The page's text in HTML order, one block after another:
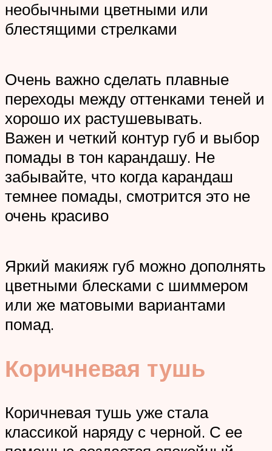
необычными цветными или
блестящими стрелками
Очень важно сделать плавные
переходы между оттенками теней и
хорошо их растушевывать.
Важен и четкий контур губ и выбор
помады в тон карандашу. Не
забывайте, что когда карандаш
темнее помады, смотрится это не
очень красиво
Яркий макияж губ можно дополнять
цветными блесками с шиммером
или же матовыми вариантами
помад.
Коричневая тушь
Коричневая тушь уже стала
классикой наряду с черной. С ее